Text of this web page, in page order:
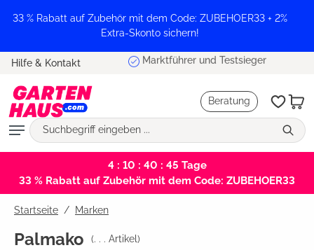
springen
33 % Rabatt auf Zubehör mit dem Code: ZUBEHOER33 + 2%
Extra-Skonto sichern!
Hilfe & Kontakt Marktführer und Testsieger
Beratung
4 : 10 : 40 : 45 Tage
33 % Rabatt auf Zubehör mit dem Code: ZUBEHOER33
Startseite Marken
Palmako (. . . Artikel)